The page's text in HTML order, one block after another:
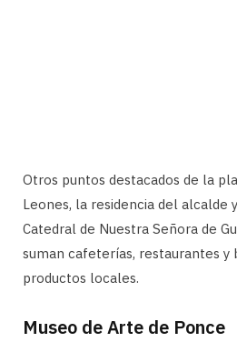
Otros puntos destacados de la
Leones, la residencia del alcalde
Catedral de Nuestra Señora de
suman cafeterías, restaurantes y
productos locales.
Museo de Arte de Ponce